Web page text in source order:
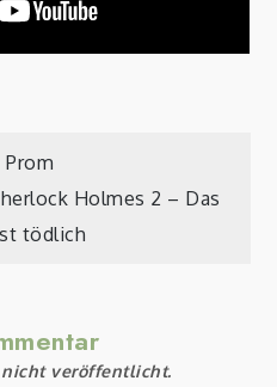
Prom
Holmes 2 – Das
tödlich
nicht veröffentlicht.